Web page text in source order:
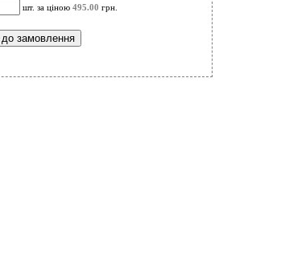
шт. за ціною 495.00 грн.